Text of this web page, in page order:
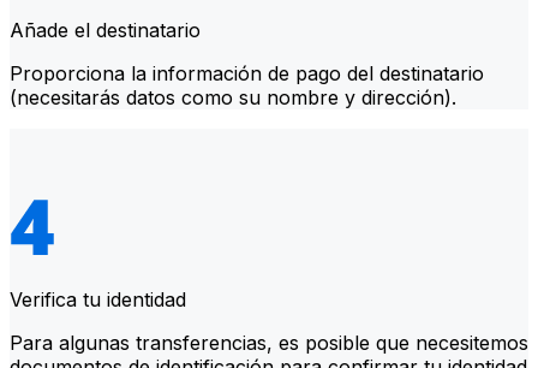
Añade el destinatario
Proporciona la información de pago del destinatario
(necesitarás datos como su nombre y dirección).
Verifica tu identidad
Para algunas transferencias, es posible que necesitemos